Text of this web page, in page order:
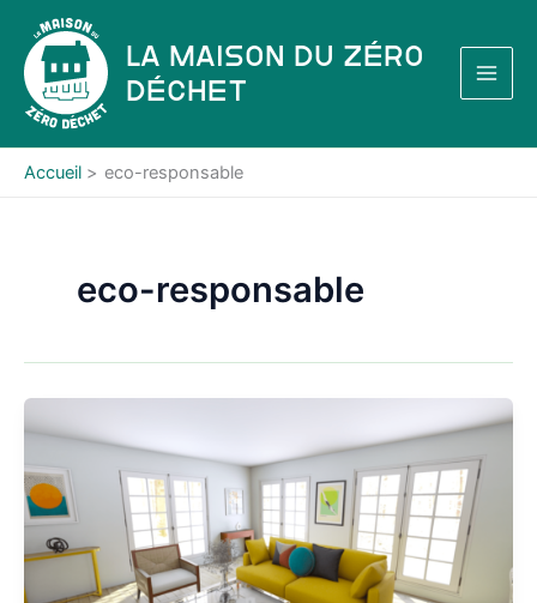
contenu
La Maison du Zéro
Déchet
Accueil eco-responsable
eco-responsable